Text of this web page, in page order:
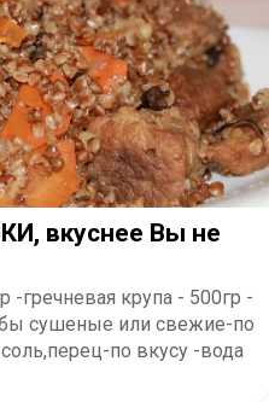
вкуснее Вы не
-гречневая крупа - 500гр -
сушеные или свежие-по
по вкусу -вода